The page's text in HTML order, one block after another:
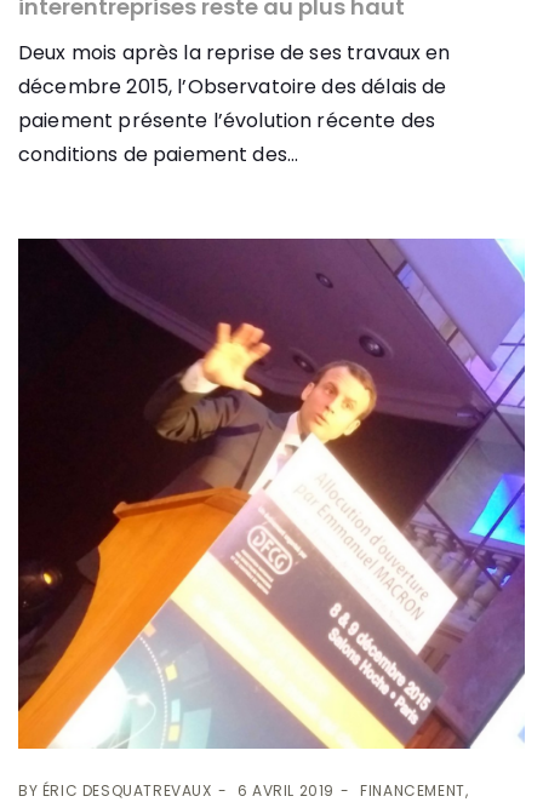
interentreprises reste au plus haut
Deux mois après la reprise de ses travaux en
décembre 2015, l’Observatoire des délais de
paiement présente l’évolution récente des
conditions de paiement des...
BY ÉRIC DESQUATREVAUX 6 AVRIL 2019
FINANCEMENT,